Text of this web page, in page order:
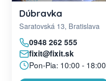
Dúbravka
Saratovská 13, Bratislava
0948 262 555
fixit@fixit.sk
Pon-Pia: 10:00 - 18:00